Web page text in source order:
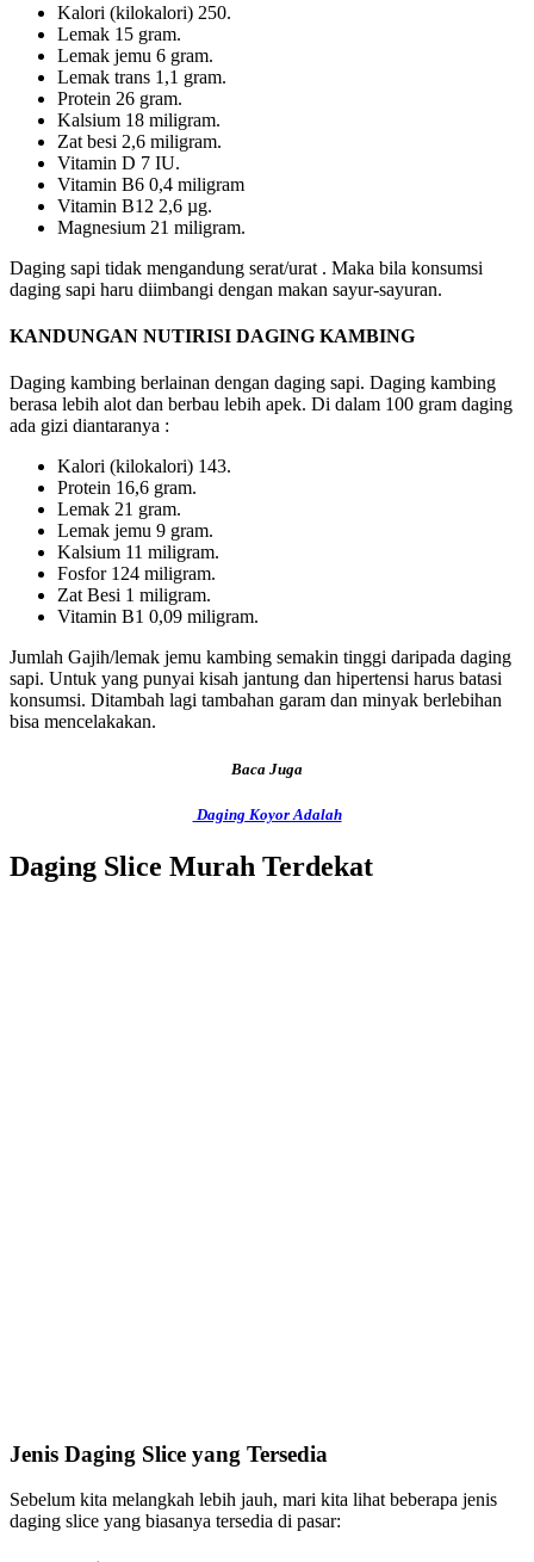
Kalori (kilokalori) 250.
Lemak 15 gram.
Lemak jemu 6 gram.
Lemak trans 1,1 gram.
Protein 26 gram.
Kalsium 18 miligram.
Zat besi 2,6 miligram.
Vitamin D 7 IU.
Vitamin B6 0,4 miligram
Vitamin B12 2,6 µg.
Magnesium 21 miligram.
Daging sapi tidak mengandung serat/urat . Maka bila konsumsi
daging sapi haru diimbangi dengan makan sayur-sayuran.
KANDUNGAN NUTIRISI DAGING KAMBING
Daging kambing berlainan dengan daging sapi. Daging kambing
berasa lebih alot dan berbau lebih apek. Di dalam 100 gram daging
ada gizi diantaranya :
Kalori (kilokalori) 143.
Protein 16,6 gram.
Lemak 21 gram.
Lemak jemu 9 gram.
Kalsium 11 miligram.
Fosfor 124 miligram.
Zat Besi 1 miligram.
Vitamin B1 0,09 miligram.
Jumlah Gajih/lemak jemu kambing semakin tinggi daripada daging
sapi. Untuk yang punyai kisah jantung dan hipertensi harus batasi
konsumsi. Ditambah lagi tambahan garam dan minyak berlebihan
bisa mencelakakan.
Baca Juga
Daging Koyor Adalah
Daging Slice Murah Terdekat
Jenis Daging Slice yang Tersedia
Sebelum kita melangkah lebih jauh, mari kita lihat beberapa jenis
daging slice yang biasanya tersedia di pasar: